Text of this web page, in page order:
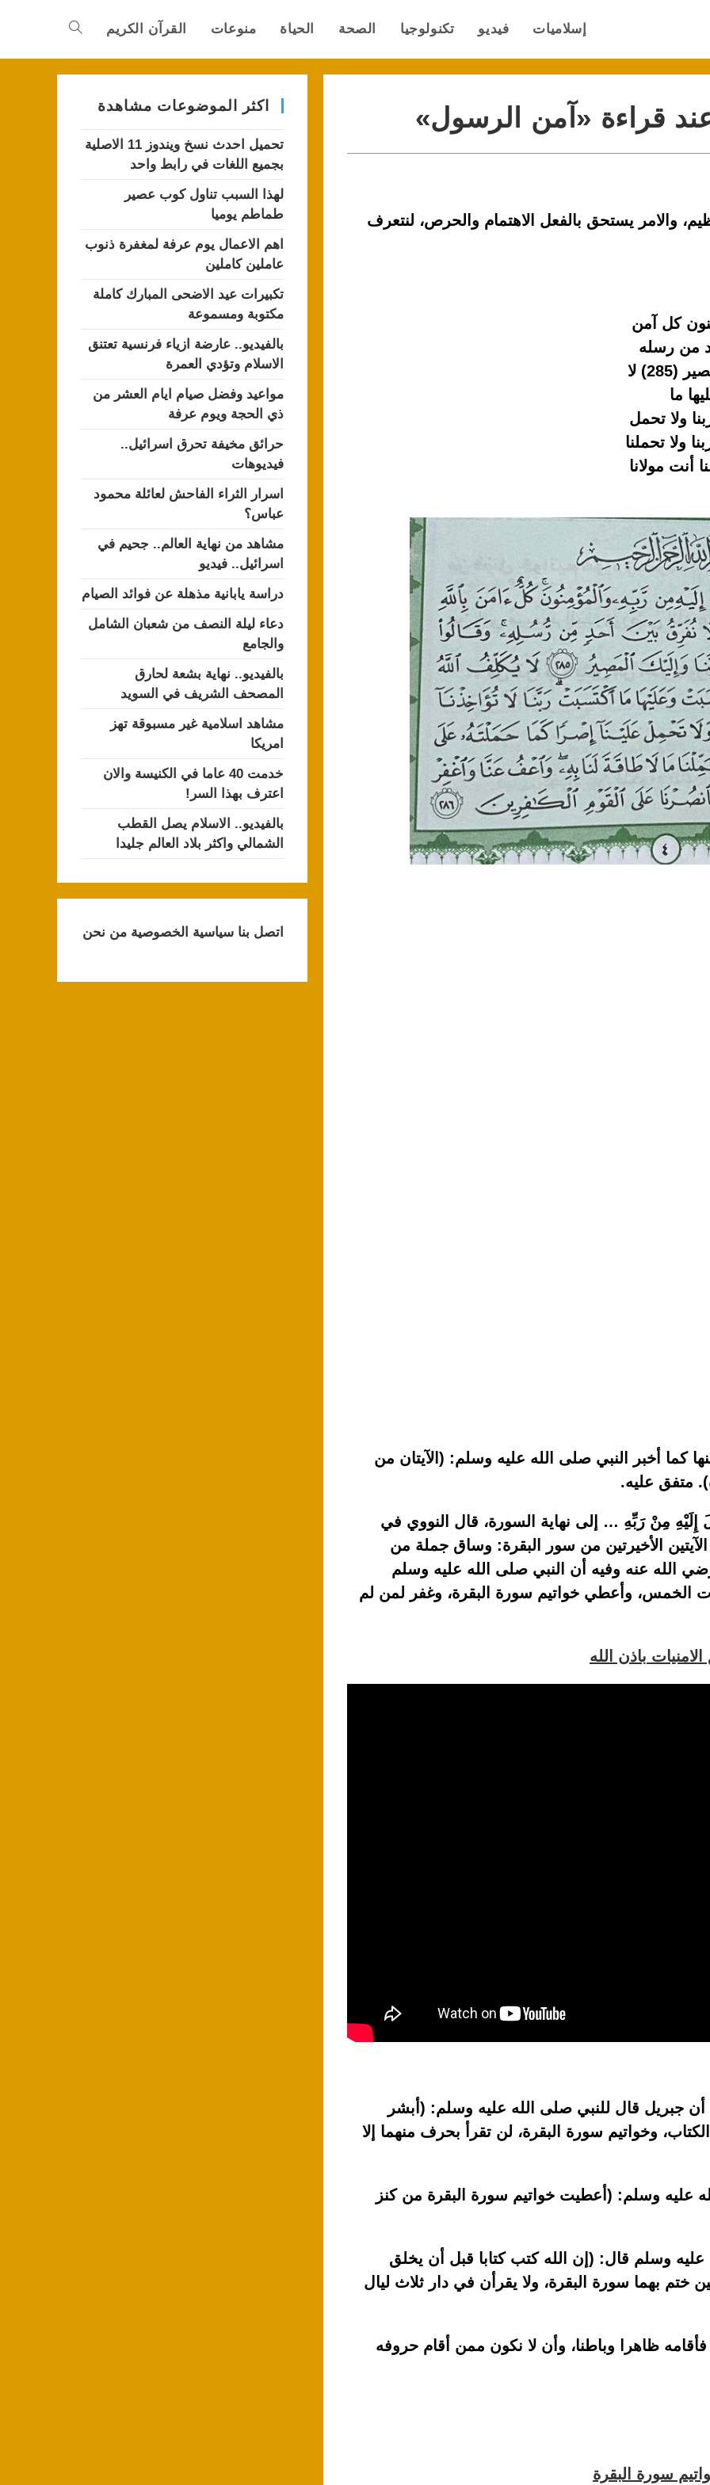
إسلاميات فيديو تكنولوجيا الصحة الحياة منوعات القرآن الكريم Toggle
قراءة «آمن الرسول»
والامر يستحق بالفعل الاهتمام والحرص، لنتعرف
كل آمن
من رسله
وقالوا سمعنا وأطعنا غفرانك ربنا وإليك المصير (285) لا
ما
ولا تحمل
ولا تحملنا
أنت مولانا
كما أخبر النبي صلى الله عليه وسلم: (الآيتان من
متفق عليه.
مِنْ رَبِّهِ … إلى نهاية السورة، قال النووي في
الأخيرتين من سور البقرة: وساق جملة من
الله عنه وفيه أن النبي صلى الله عليه وسلم
الخمس، وأعطي خواتيم سورة البقرة، وغفر لمن لم
باذن الله
جبريل قال للنبي صلى الله عليه وسلم: (أبشر
وخواتيم سورة البقرة، لن تقرأ بحرف منهما إلا
عليه وسلم: (أعطيت خواتيم سورة البقرة من كنز
وسلم قال: (إن الله كتب كتابا قبل أن يخلق
ختم بهما سورة البقرة، ولا يقرأن في دار ثلاث ليال
ظاهرا وباطنا، وأن لا نكون ممن أقام حروفه
سورة البقرة
اكثر الموضوعات مشاهدة
تحميل احدث نسخ ويندوز 11 الاصلية
بجميع اللغات في رابط واحد
لهذا السبب تناول كوب عصير
طماطم يوميا
اهم الاعمال يوم عرفة لمغفرة ذنوب
عاملين كاملين
تكبيرات عيد الاضحى المبارك كاملة
مكتوبة ومسموعة
بالفيديو.. عارضة ازياء فرنسية تعتنق
الاسلام وتؤدي العمرة
مواعيد وفضل صيام ايام العشر من
ذي الحجة ويوم عرفة
حرائق مخيفة تحرق اسرائيل..
فيديوهات
اسرار الثراء الفاحش لعائلة محمود
عباس؟
مشاهد من نهاية العالم.. جحيم في
اسرائيل.. فيديو
دراسة يابانية مذهلة عن فوائد الصيام
دعاء ليلة النصف من شعبان الشامل
والجامع
بالفيديو.. نهاية بشعة لحارق
المصحف الشريف في السويد
مشاهد اسلامية غير مسبوقة تهز
امريكا
خدمت 40 عاما في الكنيسة والان
اعترف بهذا السر!
بالفيديو.. الاسلام يصل القطب
الشمالي واكثر بلاد العالم جليدا
اتصل بنا سياسية الخصوصية من نحن